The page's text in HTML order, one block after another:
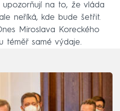
upozorňují na to, že vláda
neříká, kde bude šetřit.
Miroslava Koreckého
téměř samé výdaje.